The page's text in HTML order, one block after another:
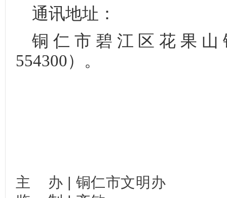
通讯地址：
铜仁市碧江区花果
554300）。
主 办 | 铜仁市文明办